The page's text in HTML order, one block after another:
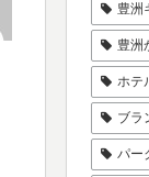
豊洲
豊洲
ホテ
ブラ
パー